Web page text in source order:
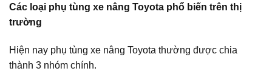
Các loại phụ tùng xe nâng Toyota phổ biến trên thị
trường
Hiện nay phụ tùng xe nâng Toyota thường được chia
thành 3 nhóm chính.